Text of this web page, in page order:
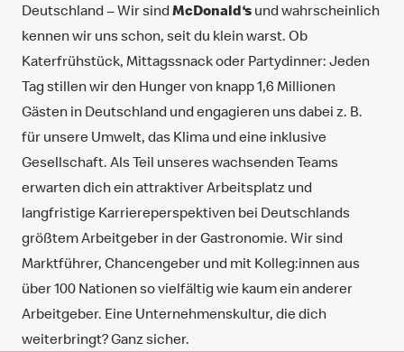
Deutschland ‒ Wir sind McDonald‘s und wahrscheinlich
kennen wir uns schon, seit du klein warst. Ob
Katerfrühstück, Mittagssnack oder Partydinner: Jeden
Tag stillen wir den Hunger von knapp 1,6 Millionen
Gästen in Deutschland und engagieren uns dabei z. B.
für unsere Umwelt, das Klima und eine inklusive
Gesellschaft. Als Teil unseres wachsenden Teams
erwarten dich ein attraktiver Arbeitsplatz und
langfristige Karriereperspektiven bei Deutschlands
größtem Arbeitgeber in der Gastronomie. Wir sind
Marktführer, Chancengeber und mit Kolleg:innen aus
über 100 Nationen so vielfältig wie kaum ein anderer
Arbeitgeber. Eine Unternehmenskultur, die dich
weiterbringt? Ganz sicher.